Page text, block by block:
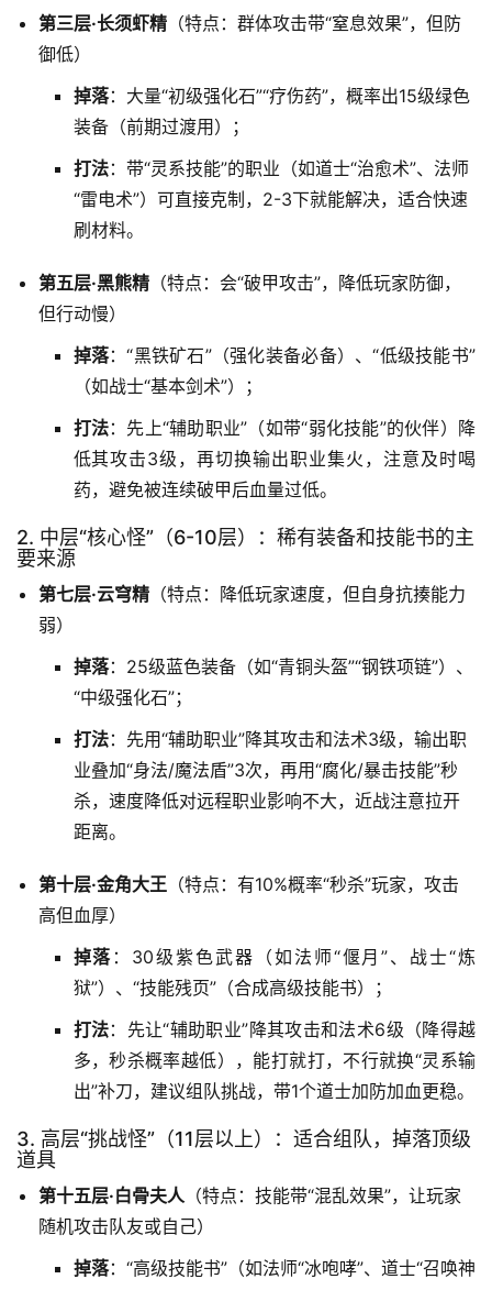
第三层·长须虾精（特点：群体攻击带“窒息效果”，但防
御低）
掉落：大量“初级强化石”“疗伤药”，概率出15级绿色
装备（前期过渡用）；
打法：带“灵系技能”的职业（如道士“治愈术”、法师
“雷电术”）可直接克制，2-3下就能解决，适合快速
刷材料。
第五层·黑熊精（特点：会“破甲攻击”，降低玩家防御，
但行动慢）
掉落：“黑铁矿石”（强化装备必备）、“低级技能书”
（如战士“基本剑术”）；
打法：先上“辅助职业”（如带“弱化技能”的伙伴）降
低其攻击3级，再切换输出职业集火，注意及时喝
药，避免被连续破甲后血量过低。
2. 中层“核心怪”（6-10层）：稀有装备和技能书的主
要来源
第七层·云穹精（特点：降低玩家速度，但自身抗揍能力
弱）
掉落：25级蓝色装备（如“青铜头盔”“钢铁项链”）、
“中级强化石”；
打法：先用“辅助职业”降其攻击和法术3级，输出职
业叠加“身法/魔法盾”3次，再用“腐化/暴击技能”秒
杀，速度降低对远程职业影响不大，近战注意拉开
距离。
第十层·金角大王（特点：有10%概率“秒杀”玩家，攻击
高但血厚）
掉落 ：30级紫色武器（如法师“偃月”、战士“炼
狱”）、“技能残页”（合成高级技能书）；
打法：先让“辅助职业”降其攻击和法术6级（降得越
多，秒杀概率越低），能打就打，不行就换“灵系输
出”补刀，建议组队挑战，带1个道士加防加血更稳。
3. 高层“挑战怪”（11层以上）：适合组队，掉落顶级
道具
第十五层·白骨夫人（特点：技能带“混乱效果”，让玩家
随机攻击队友或自己）
掉落：“高级技能书”（如法师“冰咆哮”、道士“召唤神